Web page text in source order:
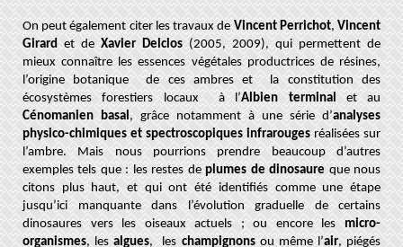
On peut également citer les travaux deVincent Perrichot,Vincent
Girard et de Xavier Delclos (2005, 2009), qui permettent de
mieux connaître les essences végétales productrices de résines,
l’origine botanique de ces ambres et laconstitution des
écosystèmes forestiers locaux à l’Albien terminalet au
Cénomanien basal, grâce notamment à une série d’analyses
physico-chimiques et spectroscopiques infrarougesréalisées sur
l’ambre. Mais nous pourrions prendre beaucoup d’autres
exemples tels que : les restes deplumes de dinosaureque nous
citons plus haut, et qui ont été identifiés comme une étape
jusqu’ici manquante dans l’évolution graduelle de certains
dinosaures vers les oiseaux actuels ; ou encore lesmicro-
organismes, lesalgues, les champignonsou même l’air, piégés